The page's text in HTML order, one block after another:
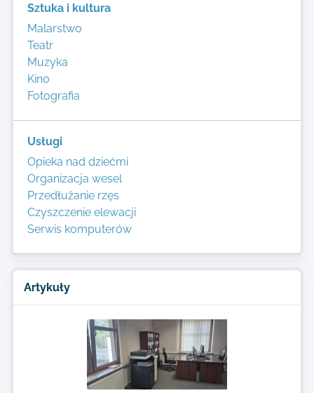
Sztuka i kultura
Malarstwo
Teatr
Muzyka
Kino
Fotografia
Usługi
Opieka nad dziećmi
Organizacja wesel
Przedłużanie rzęs
Czyszczenie elewacji
Serwis komputerów
Artykuły